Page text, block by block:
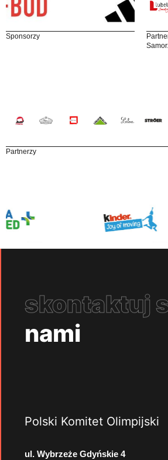
Sponsorzy
Partnerzy
skontaktuj
nami
Polski Komitet Olimpijski
ul. Wybrzeże Gdyńskie 4